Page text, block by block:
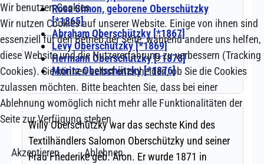
Wir benutzen Cookies
Wir nutzen Cookies auf unserer Website. Einige von ihnen sind
essenziell für den Betrieb der Seite, während andere uns helfen,
diese Website und die Nutzererfahrung zu verbessern (Tracking
Cookies). Sie können selbst entscheiden, ob Sie die Cookies
zulassen möchten. Bitte beachten Sie, dass bei einer
Ablehnung womöglich nicht mehr alle Funktionalitäten der
Seite zur Verfügung stehen.
Akzeptieren
Ablehnen